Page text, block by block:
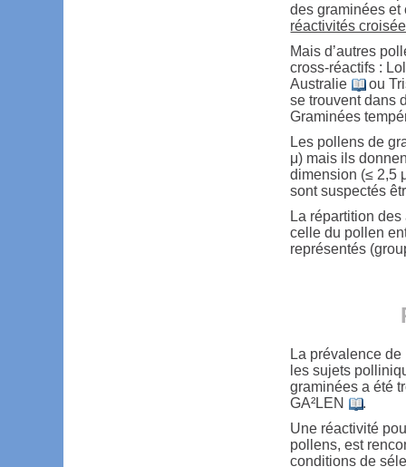
des graminées
réactivités
Mais d’autres
cross-réactifs :
Australie
ou
se trouvent dans
Graminées
Les pollens de
μ) mais ils
dimension (≤ 2,5
sont suspectés
La répartition
celle du pollen
représentés
La prévalence
les sujets
graminées a été
GA²LEN
.
Une réactivité
pollens, est
conditions de